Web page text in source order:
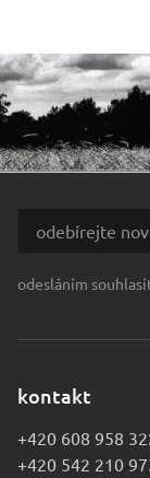
odesláním
kontakt
+420 608 958
+420 542 210